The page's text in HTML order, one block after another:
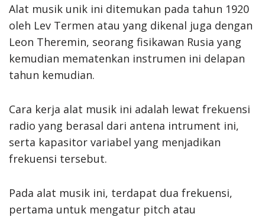
Alat musik unik ini ditemukan pada tahun 1920
oleh Lev Termen atau yang dikenal juga dengan
Leon Theremin, seorang fisikawan Rusia yang
kemudian mematenkan instrumen ini delapan
tahun kemudian.
Cara kerja alat musik ini adalah lewat frekuensi
radio yang berasal dari antena intrument ini,
serta kapasitor variabel yang menjadikan
frekuensi tersebut.
Pada alat musik ini, terdapat dua frekuensi,
pertama untuk mengatur pitch atau